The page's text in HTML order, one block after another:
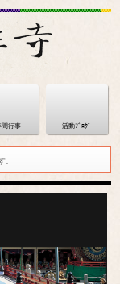
間行事 活動ﾌﾞﾛｸﾞ
。